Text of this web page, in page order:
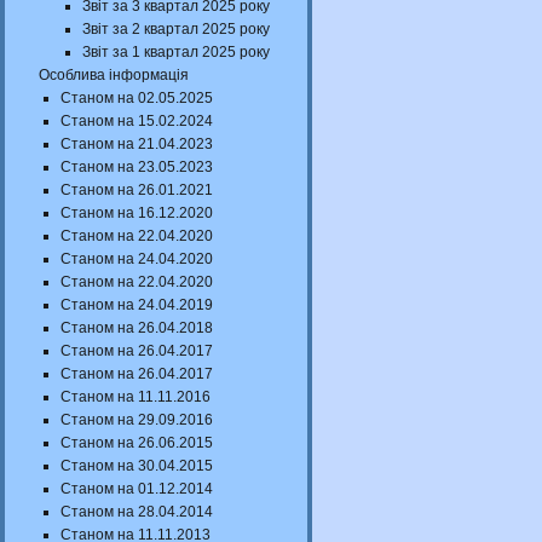
Звіт за 3 квартал 2025 року
Звіт за 2 квартал 2025 року
Звіт за 1 квартал 2025 року
Особлива інформація
Станом на 02.05.2025
Станом на 15.02.2024
Станом на 21.04.2023
Станом на 23.05.2023
Станом на 26.01.2021
Станом на 16.12.2020
Станом на 22.04.2020
Станом на 24.04.2020
Станом на 22.04.2020
Станом на 24.04.2019
Станом на 26.04.2018
Станом на 26.04.2017
Станом на 26.04.2017
Станом на 11.11.2016
Станом на 29.09.2016
Станом на 26.06.2015
Станом на 30.04.2015
Станом на 01.12.2014
Станом на 28.04.2014
Станом на 11.11.2013